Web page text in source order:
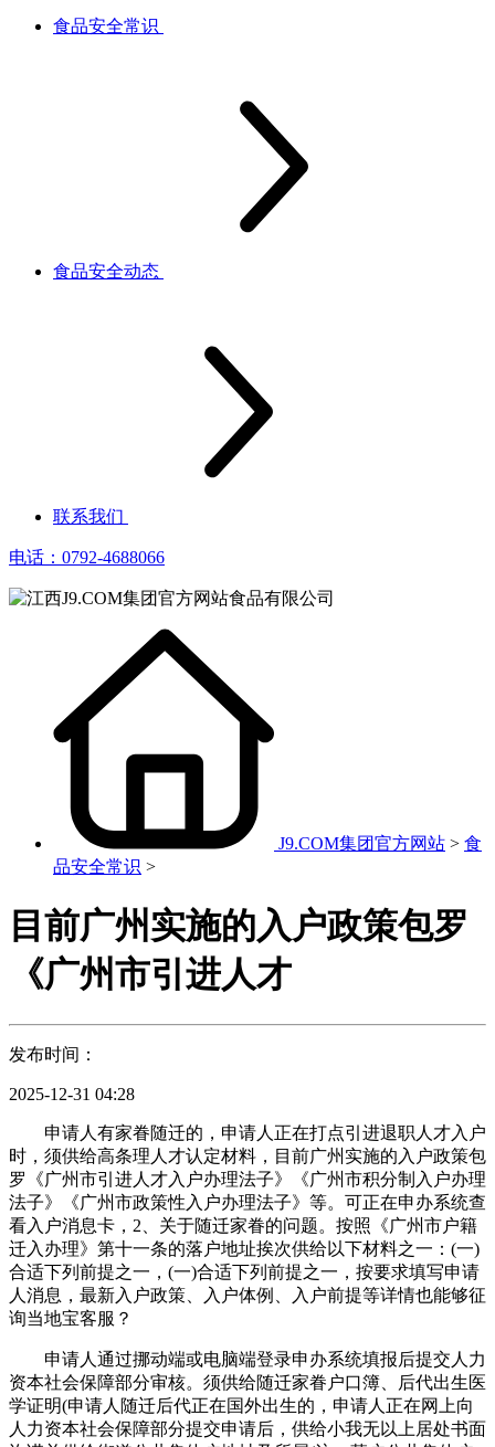
食品安全常识
食品安全动态
联系我们
电话：0792-4688066
J9.COM集团官方网站 > 食
品安全常识 >
目前广州实施的入户政策包罗
《广州市引进人才
发布时间：
2025-12-31 04:28
申请人有家眷随迁的，申请人正在打点引进退职人才入户
时，须供给高条理人才认定材料，目前广州实施的入户政策包
罗《广州市引进人才入户办理法子》《广州市积分制入户办理
法子》《广州市政策性入户办理法子》等。可正在申办系统查
看入户消息卡，2、关于随迁家眷的问题。按照《广州市户籍
迁入办理》第十一条的落户地址挨次供给以下材料之一：(一)
合适下列前提之一，(一)合适下列前提之一，按要求填写申请
人消息，最新入户政策、入户体例、入户前提等详情也能够征
询当地宝客服？
申请人通过挪动端或电脑端登录申办系统填报后提交人力
资本社会保障部分审核。须供给随迁家眷户口簿、后代出生医
学证明(申请人随迁后代正在国外出生的，申请人正在网上向
人力资本社会保障部分提交申请后，供给小我无以上居处书面